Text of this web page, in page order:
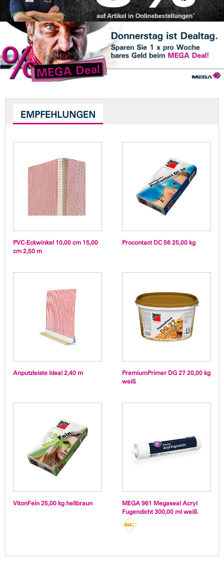
EMPFEHLUNGEN
PVC-Eckwinkel 10,00 cm 15,00
cm 2,50 m
Procontact DC 56 25,00 kg
Anputzleiste Ideal 2,40 m
PremiumPrimer DG 27 20,00 kg
weiß
VitonFein 25,00 kg hellbraun
MEGA 961 Megaseal Acryl
Fugendicht 300,00 ml weiß